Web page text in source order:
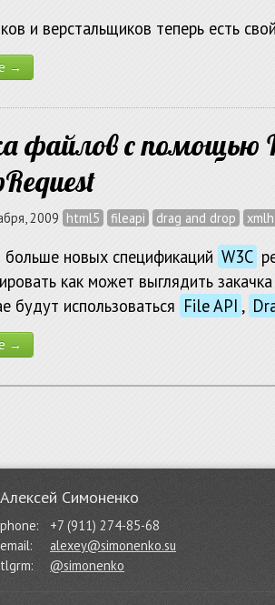
и верстальщиков теперь есть
→
файлов с помощью
2009 html5 fileapi drag and drop
новых спецификаций W3C
как может выглядить
будут использоваться File API ,
→
Алексей Симоненко
phone:
+7 (911) 274-85-68
email:
alexey@simonenko.su
tlgrm:
@simonenko